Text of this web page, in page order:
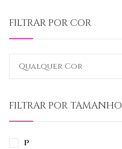
FILTRAR POR COR
FILTRAR POR TAMANHO
P